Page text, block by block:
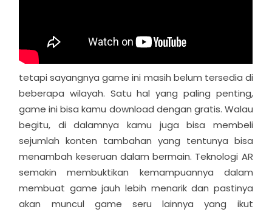
tetapi sayangnya game ini masih belum tersedia di
beberapa wilayah. Satu hal yang paling penting,
game ini bisa kamu download dengan gratis. Walau
begitu, di dalamnya kamu juga bisa membeli
sejumlah konten tambahan yang tentunya bisa
menambah keseruan dalam bermain. Teknologi AR
semakin membuktikan kemampuannya dalam
membuat game jauh lebih menarik dan pastinya
akan muncul game seru lainnya yang ikut